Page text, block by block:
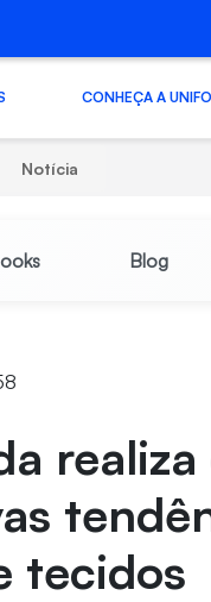
CONHEÇA A
Notícia
Blog
tecidos